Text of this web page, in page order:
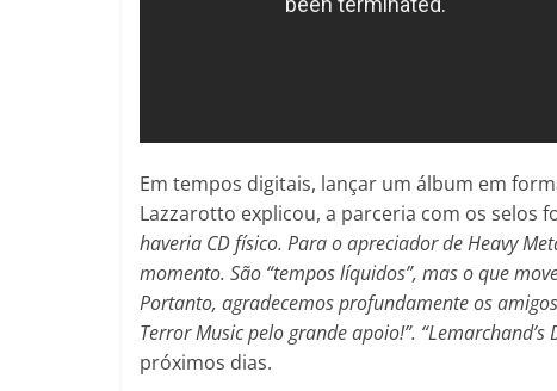
Em tempos digitais, lançar um álbum em
Lazzarotto explicou, a parceria com os selos
haveria CD físico. Para o apreciador de Heavy
momento. São “tempos líquidos”, mas o que
Portanto, agradecemos profundamente os
Terror Music pelo grande apoio!”. “Lemarchand’s
próximos dias.